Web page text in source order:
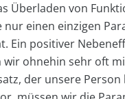
Überladen von
nur einen einzigen
Ein positiver
wir ohnehin sehr oft
der unsere